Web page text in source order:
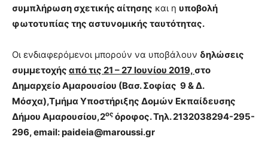
συμπλήρωση σχετικής αίτησης και η υποβολή
φωτοτυπίας της αστυνομικής ταυτότητας.
Οι ενδιαφερόμενοι μπορούν να υποβάλουν δηλώσεις
συμμετοχής από τις 21 – 27 Ιουνίου 2019, στο
Δημαρχείο Αμαρουσίου (Βασ. Σοφίας 9 & Δ.
Μόσχα),Τμήμα Υποστήριξης Δομών Εκπαίδευσης
Δήμου Αμαρουσίου,2ος όροφος. Τηλ. 2132038294-295-
296,email:paideia@maroussi.gr